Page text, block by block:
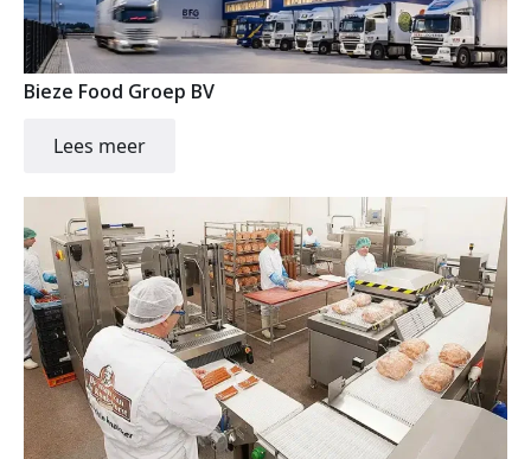
Bieze Food Groep BV
Lees meer